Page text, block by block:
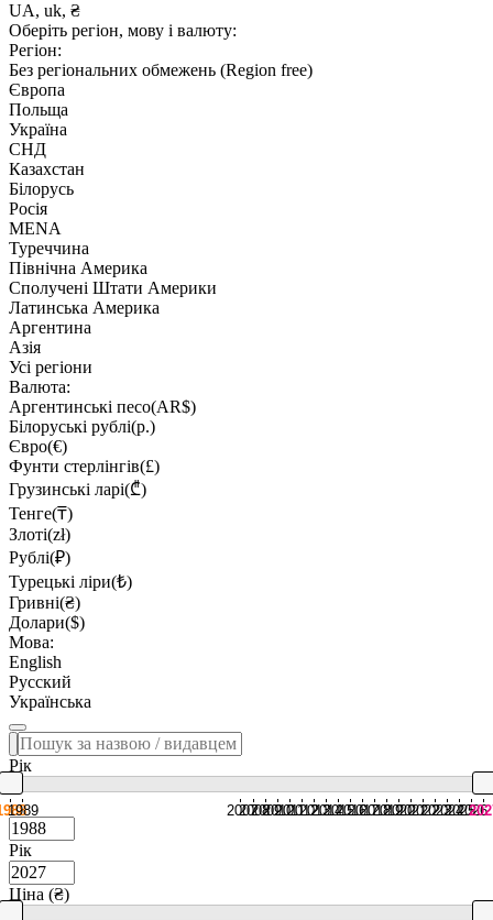
UA, uk, ₴
Оберіть регіон, мову і валюту:
Регіон:
Без регіональних обмежень (Region free)
Європа
Польща
Україна
СНД
Казахстан
Білорусь
Росія
MENA
Туреччина
Північна Америка
Сполучені Штати Америки
Латинська Америка
Аргентина
Азія
Усі регіони
Валюта:
Аргентинські песо(AR$)
Білоруські рублі(р.)
Євро(€)
Фунти стерлінгів(£)
Грузинські ларі(₾)
Тенге(₸)
Злоті(zł)
Рублі(₽)
Турецькі ліри(₺)
Гривні(₴)
Долари($)
Мова:
English
Русский
Українська
Рік
1989 2007
2008
2009
2010
2011
2012
2013
2014
2015
2016
2017
2018
2019
2020
2021
2022
2023
2024
2025
2026
Рік
Ціна (₴)